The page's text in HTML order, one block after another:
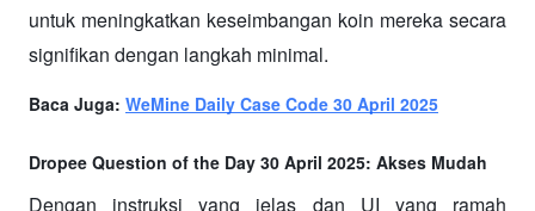
untuk meningkatkan keseimbangan koin mereka secara
signifikan dengan langkah minimal.
Baca Juga: WeMine Daily Case Code 30 April 2025
Dropee Question of the Day 30 April 2025: Akses Mudah
Dengan instruksi yang jelas dan UI yang ramah